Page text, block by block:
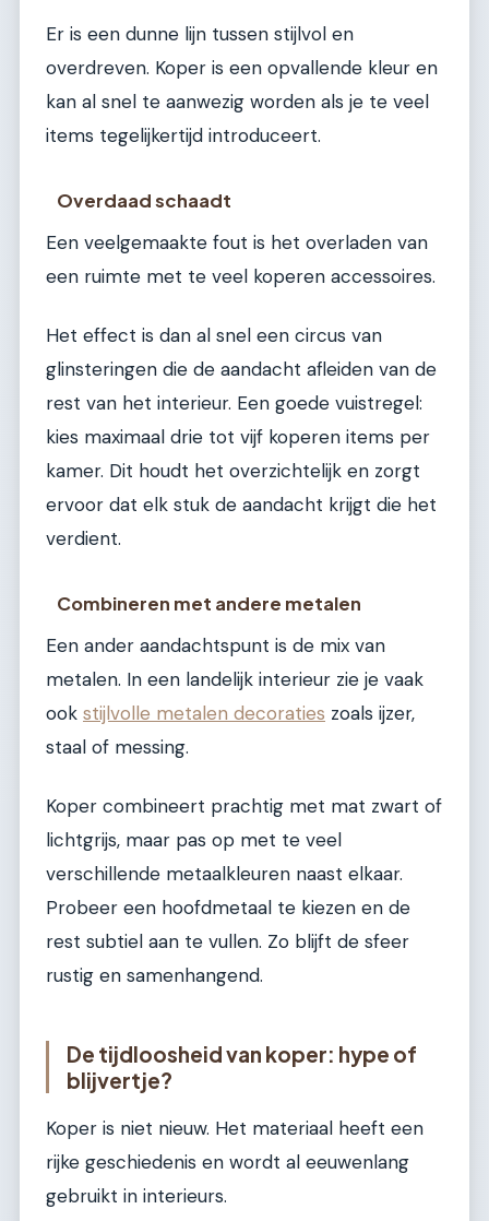
Er is een dunne lijn tussen stijlvol en
overdreven. Koper is een opvallende kleur en
kan al snel te aanwezig worden als je te veel
items tegelijkertijd introduceert.
Overdaad schaadt
Een veelgemaakte fout is het overladen van
een ruimte met te veel koperen accessoires.
Het effect is dan al snel een circus van
glinsteringen die de aandacht afleiden van de
rest van het interieur. Een goede vuistregel:
kies maximaal drie tot vijf koperen items per
kamer. Dit houdt het overzichtelijk en zorgt
ervoor dat elk stuk de aandacht krijgt die het
verdient.
Combineren met andere metalen
Een ander aandachtspunt is de mix van
metalen. In een landelijk interieur zie je vaak
ook stijlvolle metalen decoraties zoals ijzer,
staal of messing.
Koper combineert prachtig met mat zwart of
lichtgrijs, maar pas op met te veel
verschillende metaalkleuren naast elkaar.
Probeer een hoofdmetaal te kiezen en de
rest subtiel aan te vullen. Zo blijft de sfeer
rustig en samenhangend.
De tijdloosheid van koper: hype of
blijvertje?
Koper is niet nieuw. Het materiaal heeft een
rijke geschiedenis en wordt al eeuwenlang
gebruikt in interieurs.